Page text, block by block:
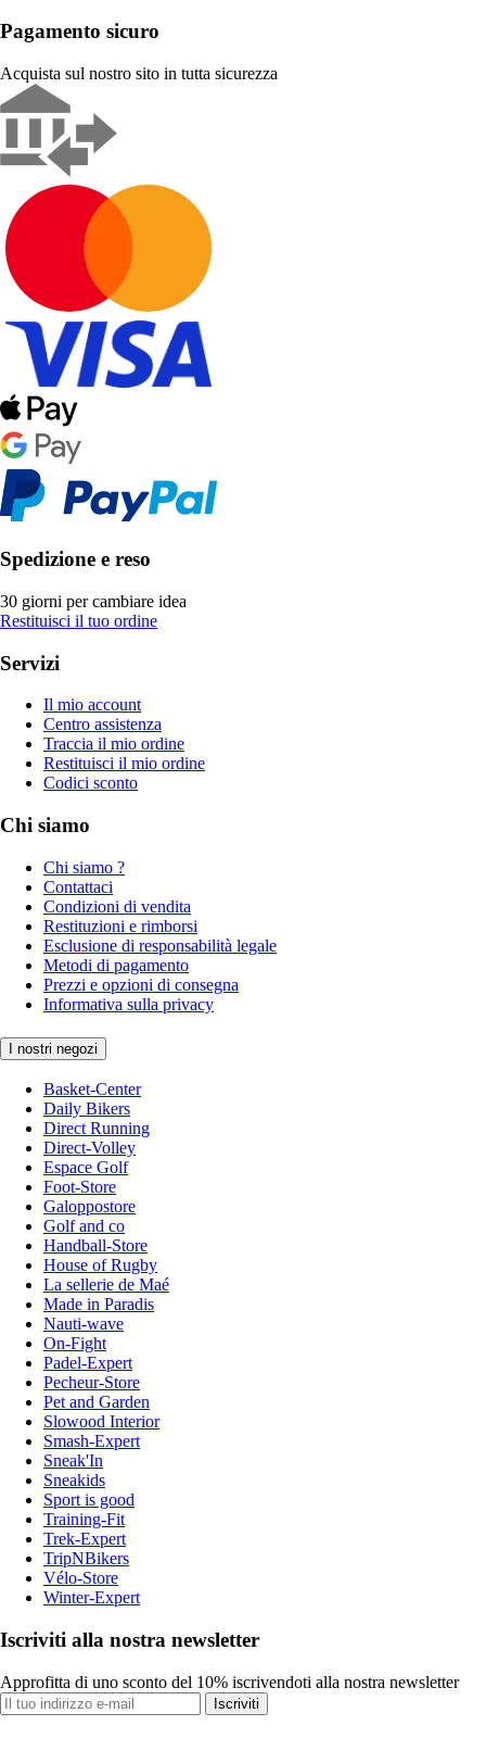
Pagamento sicuro
Acquista sul nostro sito in tutta sicurezza
Spedizione e reso
30 giorni per cambiare idea
Restituisci il tuo ordine
Servizi
Il mio account
Centro assistenza
Traccia il mio ordine
Restituisci il mio ordine
Codici sconto
Chi siamo
Chi siamo ?
Contattaci
Condizioni di vendita
Restituzioni e rimborsi
Esclusione di responsabilità legale
Metodi di pagamento
Prezzi e opzioni di consegna
Informativa sulla privacy
I nostri negozi
Basket-Center
Daily Bikers
Direct Running
Direct-Volley
Espace Golf
Foot-Store
Galoppostore
Golf and co
Handball-Store
House of Rugby
La sellerie de Maé
Made in Paradis
Nauti-wave
On-Fight
Padel-Expert
Pecheur-Store
Pet and Garden
Slowood Interior
Smash-Expert
Sneak'In
Sneakids
Sport is good
Training-Fit
Trek-Expert
TripNBikers
Vélo-Store
Winter-Expert
Iscriviti alla nostra newsletter
Approfitta di uno sconto del 10% iscrivendoti alla nostra newsletter
Iscriviti